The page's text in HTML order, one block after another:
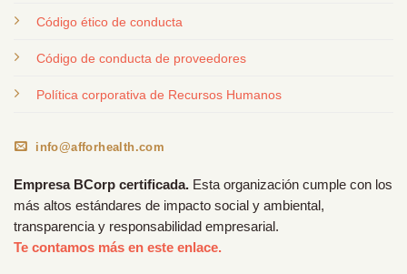
Código ético de conducta
Código de conducta de proveedores
Política corporativa de Recursos Humanos
info@afforhealth.com
Empresa BCorp certificada. Esta organización cumple con los
más altos estándares de impacto social y ambiental,
transparencia y responsabilidad empresarial.
Te contamos más en este enlace.